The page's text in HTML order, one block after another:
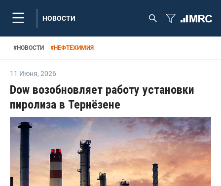
НОВОСТИ
#НОВОСТИ #НЕФТЕХИМИЯ
11 Июня, 2026
Dow возобновляет работу установки
пиролиза в Тернёзене